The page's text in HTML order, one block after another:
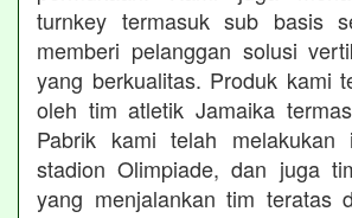
turnkey termasuk sub basis
memberi pelanggan solusi
yang berkualitas. Produk kami
oleh tim atletik Jamaika
Pabrik kami telah melakukan
stadion Olimpiade, dan juga
yang menjalankan tim teratas